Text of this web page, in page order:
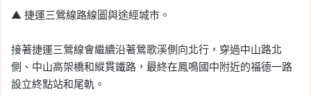
▲ 捷運三鶯線路線圖與途經城市。
接著捷運三鶯線會繼續沿著鶯歌溪側向北行，穿過中山路北
側、中山高架橋和縱貫鐵路，最終在鳳鳴國中附近的福德一路
設立終點站和尾軌。